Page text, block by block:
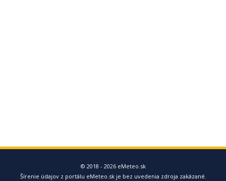
© 2018 - 2026 eMeteo.sk
Šírenie údajov z portálu eMeteo.sk je bez uvedenia zdroja zakázané.